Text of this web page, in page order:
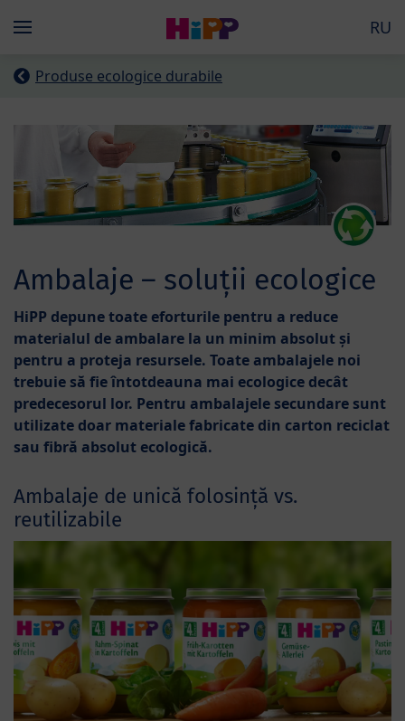
Menü RU
Produse ecologice durabile
Ambalaje – soluții ecologice
HiPP depune toate eforturile pentru a reduce
materialul de ambalare la un minim absolut și
pentru a proteja resursele. Toate ambalajele noi
trebuie să fie întotdeauna mai ecologice decât
predecesorul lor. Pentru ambalajele secundare sunt
utilizate doar materiale fabricate din carton reciclat
sau fibră absolut ecologică.
Ambalaje de unică folosință vs.
reutilizabile